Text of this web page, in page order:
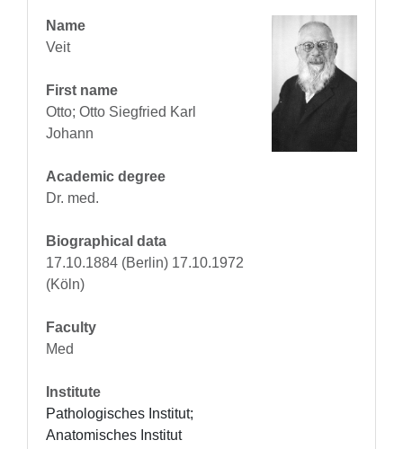
Name
Veit
First name
Otto; Otto Siegfried Karl
Johann
Academic degree
Dr. med.
Biographical data
17.10.1884 (Berlin) 17.10.1972
(Köln)
Faculty
Med
Institute
Pathologisches Institut;
Anatomisches Institut